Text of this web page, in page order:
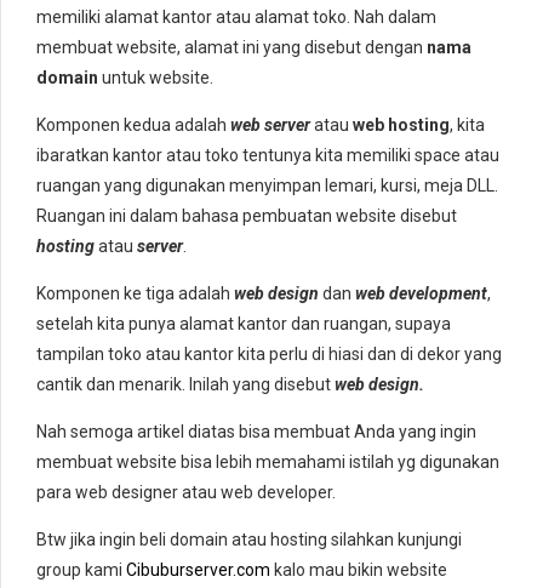
memiliki alamat kantor atau alamat toko. Nah dalam
membuat website, alamat ini yang disebut dengan nama
domain untuk website.
Komponen kedua adalah web serveratau web hosting, kita
ibaratkan kantor atau toko tentunya kita memiliki space atau
ruangan yang digunakan menyimpan lemari, kursi, meja DLL.
Ruangan ini dalam bahasa pembuatan website disebut
hostingatau server.
Komponen ke tiga adalah web design dan web development,
setelah kita punya alamat kantor dan ruangan, supaya
tampilan toko atau kantor kita perlu di hiasi dan di dekor yang
cantik dan menarik. Inilah yang disebutweb design.
Nah semoga artikel diatas bisa membuat Anda yang ingin
membuat website bisa lebih memahami istilah yg digunakan
para web designer atau web developer.
Btw jika ingin beli domain atau hosting silahkan kunjungi
group kami Cibuburserver.com kalo mau bikin website